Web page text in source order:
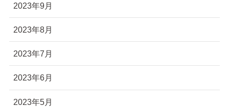
2023年9月
2023年8月
2023年7月
2023年6月
2023年5月